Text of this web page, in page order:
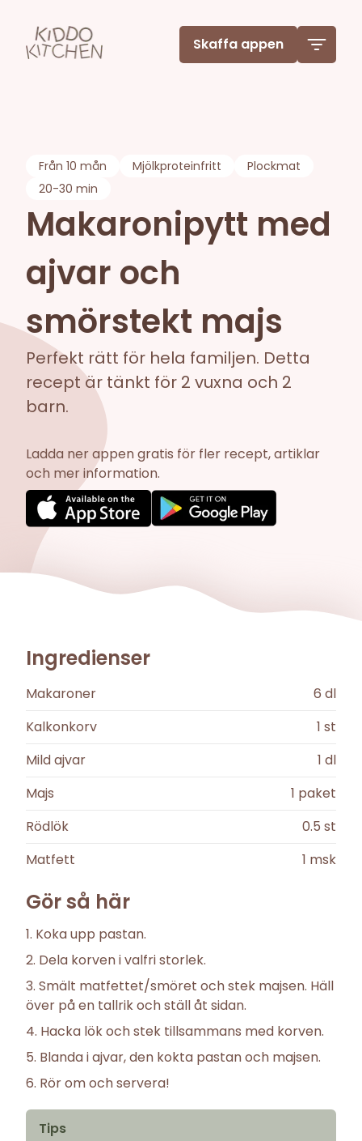
Skaffa appen
Från 10 mån Mjölkproteinfritt
Plockmat
20-30 min
Makaronipytt med
ajvar och
smörstekt majs
Perfekt rätt för hela familjen. Detta
recept är tänkt för 2 vuxna och 2
barn.
Ladda ner appen gratis för fler recept, artiklar
och mer information.
Ingredienser
Makaroner 6 dl
Kalkonkorv
1 st
Mild ajvar
1 dl
Majs
1 paket
Rödlök
0.5 st
Matfett
1 msk
Gör så här
Koka upp pastan.
Dela korven i valfri storlek.
Smält matfettet/smöret och stek majsen. Häll
över på en tallrik och ställ åt sidan.
Hacka lök och stek tillsammans med korven.
Blanda i ajvar, den kokta pastan och majsen.
Rör om och servera!
Tips